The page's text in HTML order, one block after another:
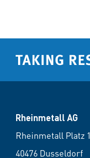
Rheinmetall AG
Rheinmetall Platz 1
40476 Dusseldorf